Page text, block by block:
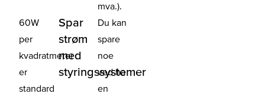
mva.).
60W
per
kvadratmeter
er
standard
Spar
strøm
med
styringssystemer
Du kan
spare
noe
ved ha
en